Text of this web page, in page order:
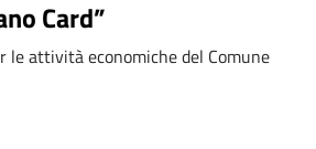
Card”
le attività economiche del Comune